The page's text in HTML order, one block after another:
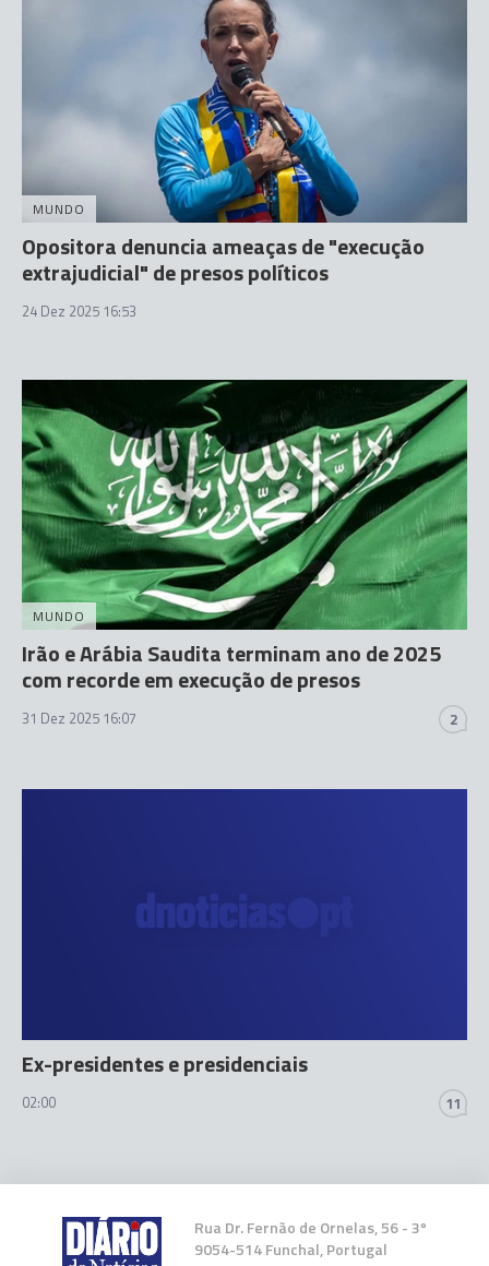
MUNDO
Opositora denuncia ameaças de "execução
extrajudicial" de presos políticos
24 Dez 2025 16:53
MUNDO
Irão e Arábia Saudita terminam ano de 2025
com recorde em execução de presos
31 Dez 2025 16:07 2
Ex-presidentes e presidenciais
02:00 11
Rua Dr. Fernão de Ornelas, 56 - 3º
9054-514 Funchal, Portugal